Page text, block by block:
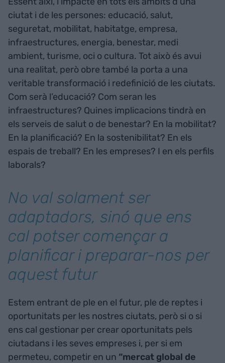
ciutat i de les persones: educació, salut,
seguretat, mobilitat, habitatge, empresa,
infraestructures, energia, benestar, medi
ambient, turisme, oci o cultura. Tot això és avui
una realitat, però obre també la porta a una
veritable transformació i redefinició de les ciutats.
Com serà l’educació? Com seran les
infraestructures? Quines implicacions tindrà en
els serveis de salut o de benestar? En la mobilitat?
En la planificació? En la sostenibilitat? En els
espais de treball? En les empreses? I en els perfils
laborals?
No val solament ser
adaptadors, sinó que ens
cal potser començar a
planificar i preparar-nos per
aquest futur
Estem entrant de ple en el futur, ple de reptes i
oportunitats per les nostres ciutats, però si o si
ens cal gestionar per crear oportunitats pels
ciutadans i les seves empreses i, per si em
permeteu, competir en un “mercat global de